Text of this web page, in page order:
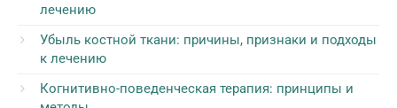
лечению
Убыль костной ткани: причины, признаки и подходы
к лечению
Когнитивно-поведенческая терапия: принципы и